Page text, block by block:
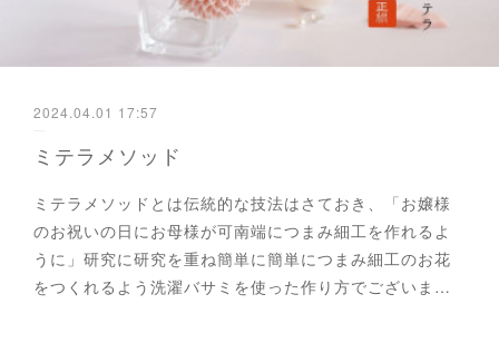
2024.04.01 17:57
ミテラメソッド
ミテラメソッドとは伝統的な技法はさておき、「お嬢様
のお祝いの日にお母様が可南端につまみ細工を作れるよ
うに」研究に研究を重ね簡単に簡単につまみ細工のお花
をつくれるよう洗濯バサミを使った作り方でございま…